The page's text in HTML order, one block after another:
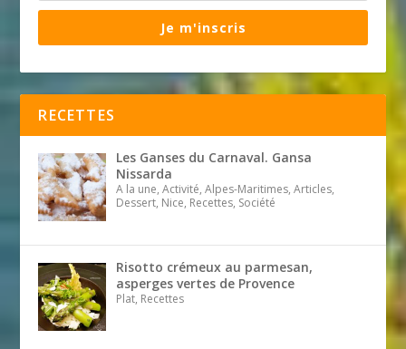
Je m'inscris
RECETTES
Les Ganses du Carnaval. Gansa
Nissarda
A la une, Activité, Alpes-Maritimes, Articles,
Dessert, Nice, Recettes, Société
Risotto crémeux au parmesan,
asperges vertes de Provence
Plat, Recettes